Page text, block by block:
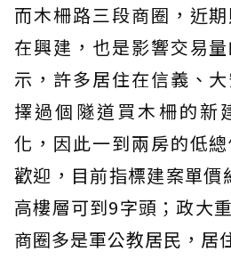
而木柵路三段商圈，近
在興建，也是影響交易
示，許多居住在信義、
擇過個隧道買木柵的新
化，因此一到兩房的低
歡迎，目前指標建案單
高樓層可到9字頭；政大
商圈多是軍公教居民，居